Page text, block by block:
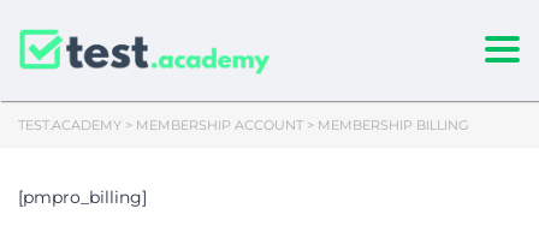
TEST.ACADEMY > MEMBERSHIP ACCOUNT > MEMBERSHIP BILLING
[pmpro_billing]